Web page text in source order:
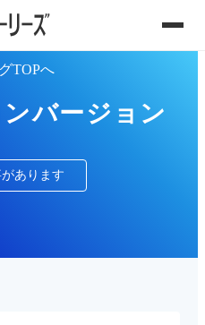
TOPへ
バージョン
あります